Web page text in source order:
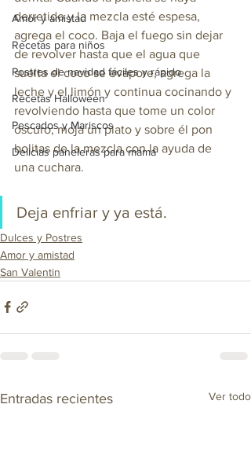
Amor y amistad
Recetas para niños
Postres de navidad fáciles y rápido
Recetas Halloween
Pescados y Mariscos
Delicias paneleras para mamá
derretido y la mezcla esté espesa,
agrega el coco. Baja el fuego sin dejar
de revolver hasta que el agua que
suelta el coco se evapore, agrega la
leche y el limón y continua cocinando y
revolviendo hasta que tome un color
oscuro; moja un plato y sobre él pon
bolitas de la mezcla con la ayuda de
una cuchara.
Deja enfriar y ya está.
Dulces y Postres
Amor y amistad
San Valentin
Entradas recientes Ver todo